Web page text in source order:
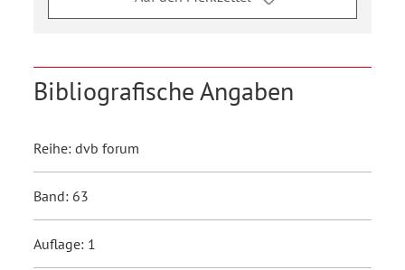
Bibliografische Angaben
Reihe: dvb forum
Band: 63
Auflage: 1